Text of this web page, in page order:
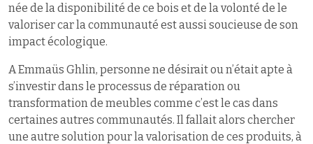
née de la disponibilité de ce bois et de la volonté de le
valoriser car la communauté est aussi soucieuse de son
impact écologique.
A Emmaüs Ghlin, personne ne désirait ou n’était apte à
s’investir dans le processus de réparation ou
transformation de meubles comme c’est le cas dans
certaines autres communautés. Il fallait alors chercher
une autre solution pour la valorisation de ces produits, à